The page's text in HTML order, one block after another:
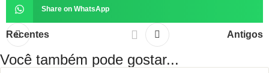
Share on WhatsApp
Recentes Antigos
Você também pode gostar...